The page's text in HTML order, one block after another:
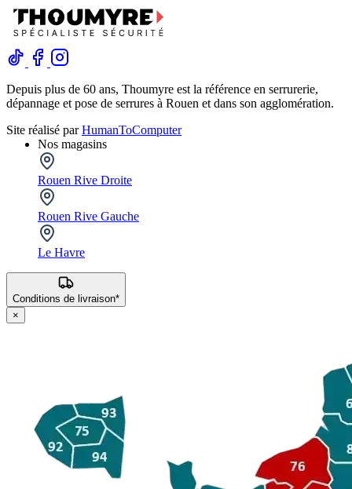
Depuis plus de 60 ans, Thoumyre est la référence en serrurerie,
dépannage et pose de serrures à Rouen et dans son agglomération.
Site réalisé parHumanToComputer
Nos magasins
Rouen Rive Droite
Rouen Rive Gauche
Le Havre
Conditions de livraison*
×